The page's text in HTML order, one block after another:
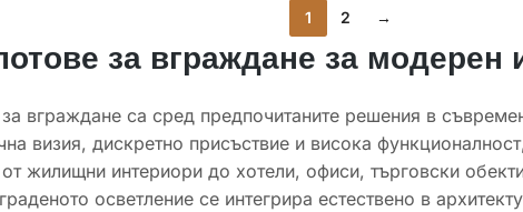
1 2 →
за вграждане за модерен
за вграждане са сред предпочитаните решения в
визия, дискретно присъствие и висока
жилищни интериори до хотели, офиси, търговски
осветление се интегрира естествено в